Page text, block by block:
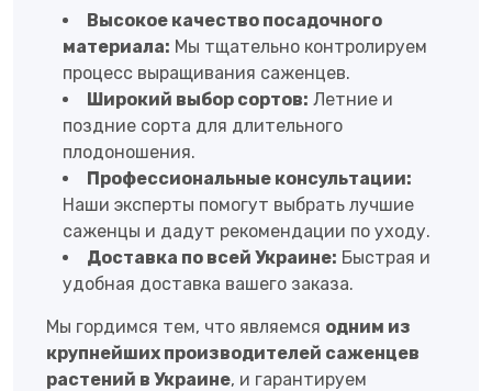
Высокое качество посадочного
материала: Мы тщательно контролируем
процесс выращивания саженцев.
Широкий выбор сортов: Летние и
поздние сорта для длительного
плодоношения.
Профессиональные консультации:
Наши эксперты помогут выбрать лучшие
саженцы и дадут рекомендации по уходу.
Доставка по всей Украине: Быстрая и
удобная доставка вашего заказа.
Мы гордимся тем, что являемся одним из
крупнейших производителей саженцев
растений в Украине, и гарантируем